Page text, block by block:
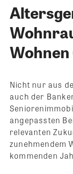
Wohnen
Nicht nur aus
auch der
angepassten
relevanten
zunehmendem
kommenden